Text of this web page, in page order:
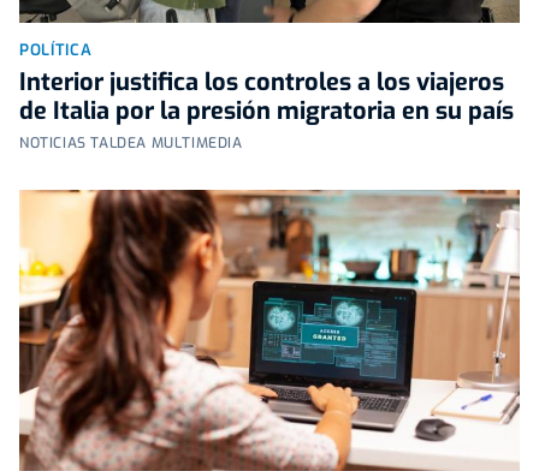
POLÍTICA
Interior justifica los controles a los viajeros
de Italia por la presión migratoria en su país
NOTICIAS TALDEA MULTIMEDIA